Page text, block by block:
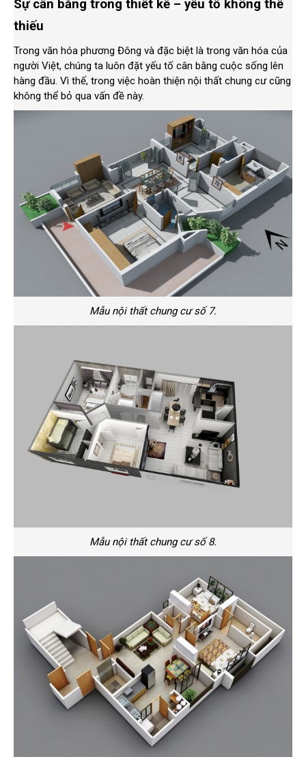
Sự cần bằng trong thiết kế – yếu tố không thể
thiếu
Trong văn hóa phương Đông và đặc biệt là trong văn hóa của
người Việt, chúng ta luôn đặt yếu tố cân bằng cuộc sống lên
hàng đầu. Vì thế, trong việc hoàn thiện nội thất chung cư cũng
không thể bỏ qua vấn đề này.
Mẫu nội thất chung cư số 7.
Mẫu nội thất chung cư số 8.